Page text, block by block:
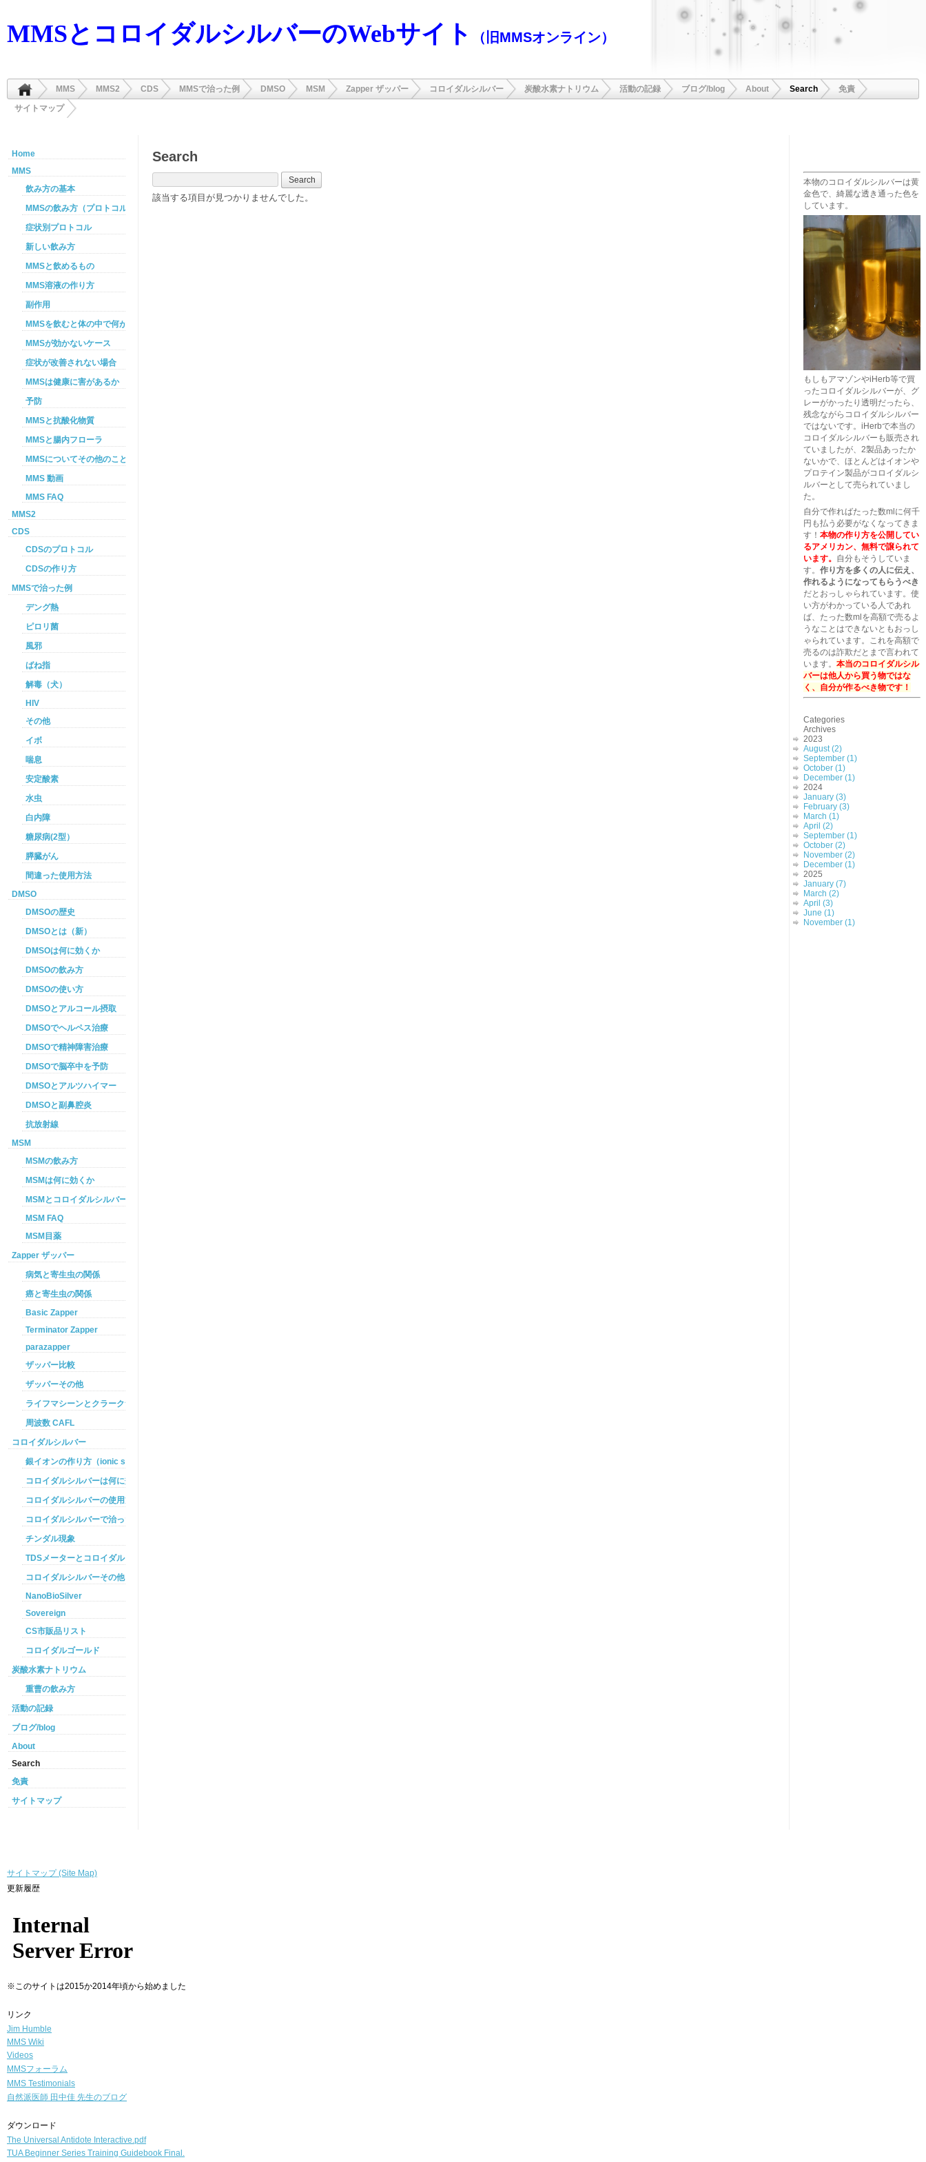
MMSとコロイダルシルバーのWebサイト （旧MMSオンライン）
MMS MMS2 CDS MMSで治った例 DMSO MSM Zapper ザッパー コロイダルシルバー 炭酸水素ナトリウム 活動の記録 ブログ/blog About Search
免責
サイトマップ
Search
該当する項目が見つかりませんでした。
Home
MMS
飲み方の基本
MMSの飲み方（プロトコル）
症状別プロトコル
新しい飲み方
MMSと飲めるもの
MMS溶液の作り方
副作用
MMSを飲むと体の中で何が起こるか
MMSが効かないケース
症状が改善されない場合
MMSは健康に害があるか
予防
MMSと抗酸化物質
MMSと腸内フローラ
MMSについてその他のこと
MMS 動画
MMS FAQ
MMS2
CDS
CDSのプロトコル
CDSの作り方
MMSで治った例
デング熱
ピロリ菌
風邪
ばね指
解毒（犬）
HIV
その他
イボ
喘息
安定酸素
水虫
白内障
糖尿病(2型）
膵臓がん
間違った使用方法
DMSO
DMSOの歴史
DMSOとは（新）
DMSOは何に効くか
DMSOの飲み方
DMSOの使い方
DMSOとアルコール摂取
DMSOでヘルペス治療
DMSOで精神障害治療
DMSOで脳卒中を予防
DMSOとアルツハイマー
DMSOと副鼻腔炎
抗放射線
MSM
MSMの飲み方
MSMは何に効くか
MSMとコロイダルシルバーを使った癌プロトコル
MSM FAQ
MSM目薬
Zapper ザッパー
病気と寄生虫の関係
癌と寄生虫の関係
Basic Zapper
Terminator Zapper
parazapper
ザッパー比較
ザッパーその他
ライフマシーンとクラークザッパーの違い
周波数 CAFL
コロイダルシルバー
銀イオンの作り方（ionic silver ）
コロイダルシルバーは何に効くのか
コロイダルシルバーの使用方法
コロイダルシルバーで治った例
チンダル現象
TDSメーターとコロイダルシルバー
コロイダルシルバーその他
NanoBioSilver
Sovereign
CS市販品リスト
コロイダルゴールド
炭酸水素ナトリウム
重曹の飲み方
活動の記録
ブログ/blog
About
Search
免責
サイトマップ
本物のコロイダルシルバーは黄
金色で、綺麗な透き通った色を
しています。
もしもアマゾンやiHerb等で買
ったコロイダルシルバーが、グ
レーがかったり透明だったら、
残念ながらコロイダルシルバー
ではないです。iHerbで本当の
コロイダルシルバーも販売され
ていましたが、2製品あったか
ないかで、ほとんどはイオンや
プロテイン製品がコロイダルシ
ルバーとして売られていまし
た。
自分で作ればたった数mlに何千
円も払う必要がなくなってきま
す！ 本物の作り方を公開してい
るアメリカン、無料で譲られて
います。 自分もそうしていま
す。 作り方を多くの人に伝え、
作れるようになってもらうべき
だとおっしゃられています。使
い方がわかっている人であれ
ば、たった数mlを高額で売るよ
うなことはできないともおっし
ゃられています。これを高額で
売るのは詐欺だとまで言われて
います。 本当のコロイダルシル
バーは他人から買う物ではな
く、自分が作るべき物です！
Categories
Archives
2023
August (2)
September (1)
October (1)
December (1)
2024
January (3)
February (3)
March (1)
April (2)
September (1)
October (2)
November (2)
December (1)
2025
January (7)
March (2)
April (3)
June (1)
November (1)
サイトマップ (Site Map)
更新履歴
※このサイトは2015か2014年頃から始めました
リンク
Jim Humble
MMS Wiki
Videos
MMSフォーラム
MMS Testimonials
自然派医師 田中佳 先生のブログ
ダウンロード
The Universal Antidote Interactive.pdf
TUA Beginner Series Training Guidebook Final.